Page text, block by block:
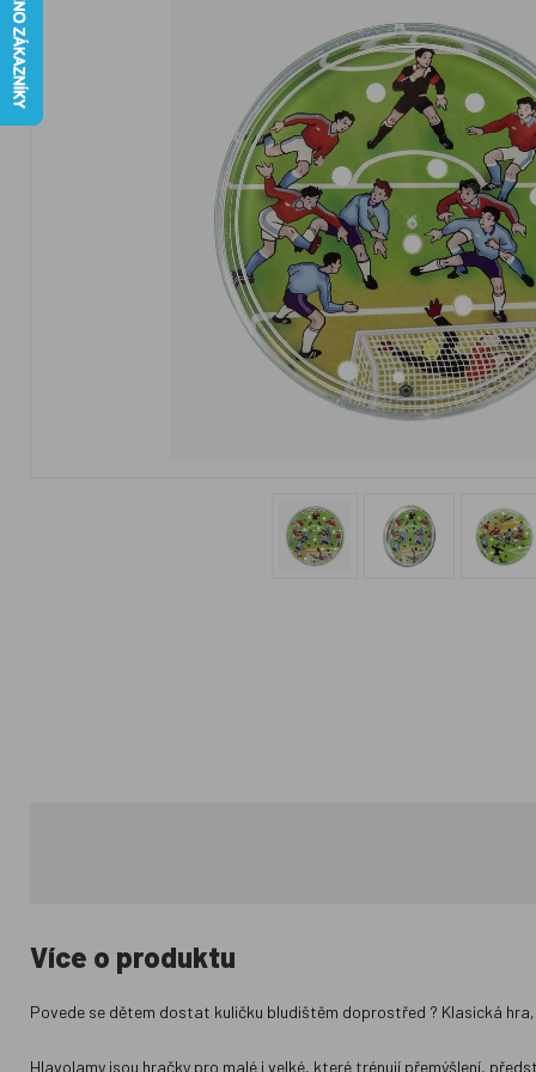
Více o produktu
Povede se dětem dostat kuličku bludištěm doprostřed ? Klasická
Hlavolamy jsou hračky pro malé i velké, které trénují přemýšlení,